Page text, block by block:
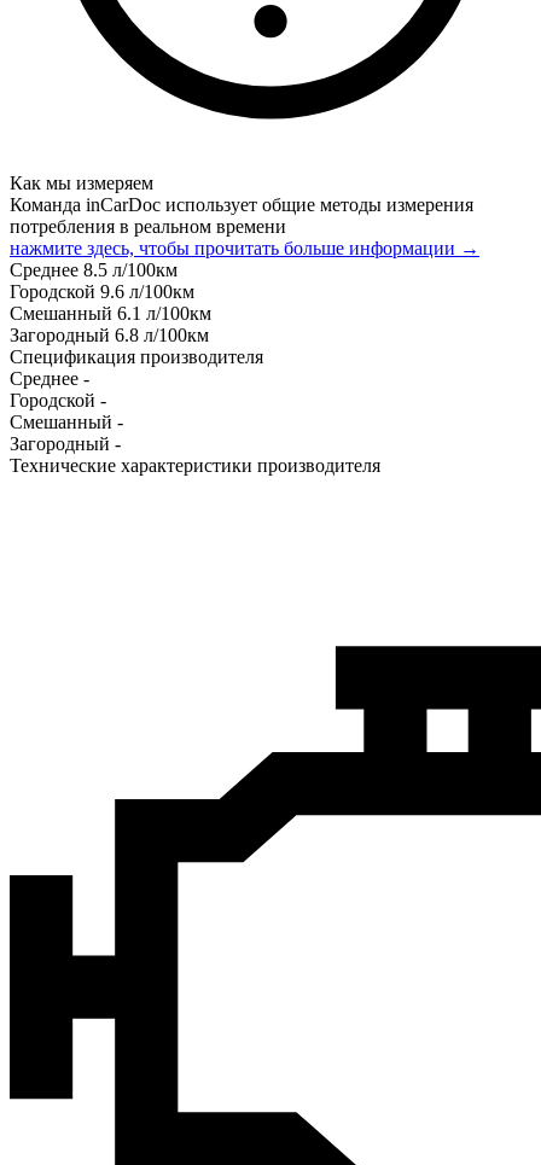
Как мы измеряем
Команда inCarDoc использует общие методы измерения
потребления в реальном времени
нажмите здесь, чтобы прочитать больше информации →
Среднее 8.5 л/100км
Городской 9.6 л/100км
Смешанный 6.1 л/100км
Загородный 6.8 л/100км
Спецификация производителя
Среднее -
Городской -
Смешанный -
Загородный -
Технические характеристики производителя